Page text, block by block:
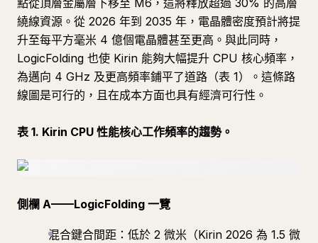
點從頂層金屬層下移至 M6，這將釋放超過 30% 的高層
繞線資源。從 2026 年到 2035 年，電晶體密度預計將提
升至每平方毫米 4 億個電晶體甚至更高。與此同時，
LogicFolding 也使 Kirin 能夠大幅提升 CPU 核心頻率，
為邁向 4 GHz 及更高頻率鋪平了道路（表 1）。這條路
線圖是可行的，且在成本方面也具有經濟可行性。
表 1. Kirin CPU 性能核心工作頻率的趨勢。
側欄 A——LogicFolding 一覽
混合鍵合間距：低於 2 微米（Kirin 2026 為 1.5 微